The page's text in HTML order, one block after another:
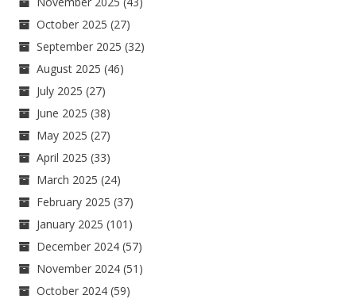
October 2025 (27)
September 2025 (32)
August 2025 (46)
July 2025 (27)
June 2025 (38)
May 2025 (27)
April 2025 (33)
March 2025 (24)
February 2025 (37)
January 2025 (101)
December 2024 (57)
November 2024 (51)
October 2024 (59)